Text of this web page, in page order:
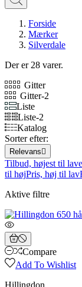
Forside
Mærker
Silverdale
Der er 28 varer.
Gitter
Gitter-2
Liste
Liste-2
Katalog
Sorter efter:
Relevans 
Tilbud, højest til
til højPris, høj til lav
Aktive filtre
Compare
Add To Wishlist